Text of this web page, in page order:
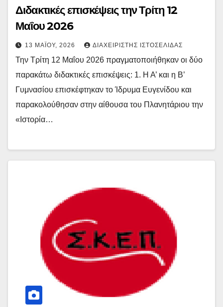
Διδακτικές επισκέψεις την Τρίτη 12
Μαΐου 2026
13 ΜΑΪ́ΟΥ, 2026 ΔΙΑΧΕΙΡΙΣΤΉΣ ΙΣΤΟΣΕΛΊΔΑΣ
Την Τρίτη 12 Μαΐου 2026 πραγματοποιήθηκαν οι δύο
παρακάτω διδακτικές επισκέψεις: 1. Η Α’ και η Β’
Γυμνασίου επισκέφτηκαν το Ίδρυμα Ευγενίδου και
παρακολούθησαν στην αίθουσα του Πλανητάριου την
«Ιστορία…